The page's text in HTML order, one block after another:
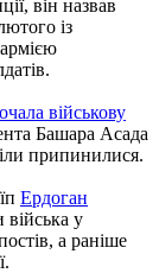
він назвав
із
військову
Башара Асада
припинилися.
Ердоган
війська у
а раніше